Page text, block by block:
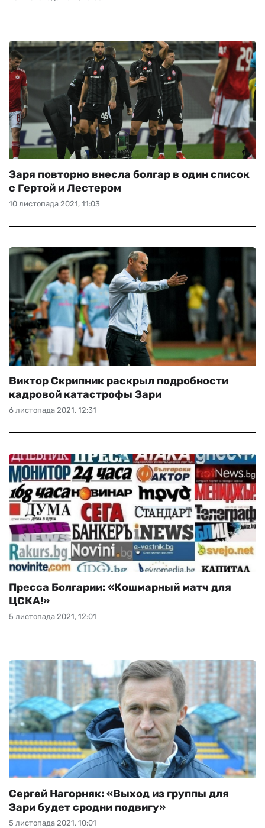
10 листопада 2021, 11:03
Заря повторно внесла болгар в один список
с Гертой и Лестером
6 листопада 2021, 12:31
Виктор Скрипник раскрыл подробности
кадровой катастрофы Зари
5 листопада 2021, 12:01
Пресса Болгарии: «Кошмарный матч для
ЦСКА!»
5 листопада 2021, 10:01
Сергей Нагорняк: «Выход из группы для
Зари будет сродни подвигу»